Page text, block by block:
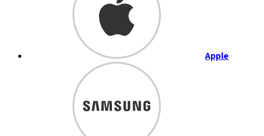
Apple